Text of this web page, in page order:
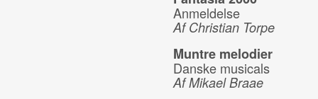
Anmeldelse
Af Christian Torpe
Muntre melodier
Danske musicals
Af Mikael Braae